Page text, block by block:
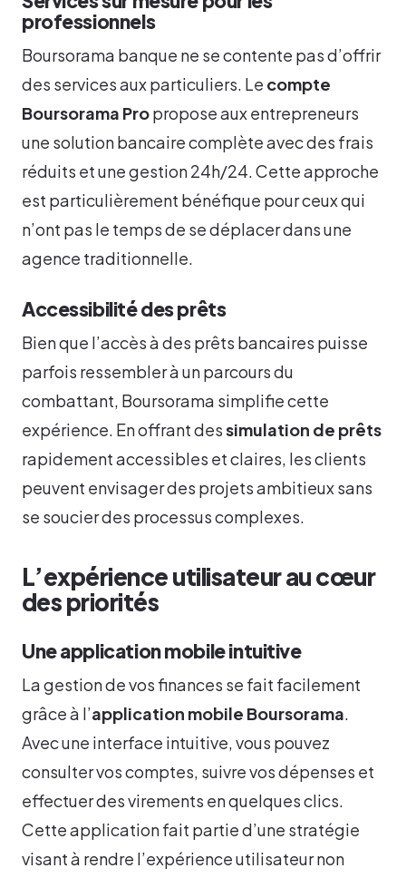
professionnels
Boursorama banque ne se contente pas d’offrir
des services aux particuliers. Le compte
Boursorama Propropose aux entrepreneurs
une solution bancaire complète avec des frais
réduits et une gestion 24h/24. Cette approche
est particulièrement bénéfique pour ceux qui
n’ont pas le temps de se déplacer dans une
agence traditionnelle.
Accessibilité des prêts
Bien que l’accès à des prêts bancaires puisse
parfois ressembler à un parcours du
combattant, Boursorama simplifie cette
expérience. En offrant dessimulation de prêts
rapidement accessibles et claires, les clients
peuvent envisager des projets ambitieux sans
se soucier des processus complexes.
L’expérience utilisateur au cœur
des priorités
Une application mobile intuitive
La gestion de vos finances se fait facilement
grâce à l’application mobile Boursorama.
Avec une interface intuitive, vous pouvez
consulter vos comptes, suivre vos dépenses et
effectuer des virements en quelques clics.
Cette application fait partie d’une stratégie
visant à rendre l’expérience utilisateur non